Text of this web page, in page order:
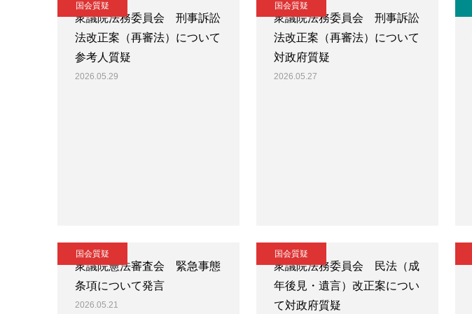
国会質疑
衆議院法務委員会 刑事訴訟
法改正案（再審法）について
参考人質疑
2026.05.29
国会質疑
衆議院法務委員会 刑事訴訟
法改正案（再審法）について
対政府質疑
2026.05.27
国会質疑
衆議院憲法審査会 緊急事態
条項について発言
2026.05.21
国会質疑
衆議院法務委員会 民法（成
年後見・遺言）改正案につい
て対政府質疑